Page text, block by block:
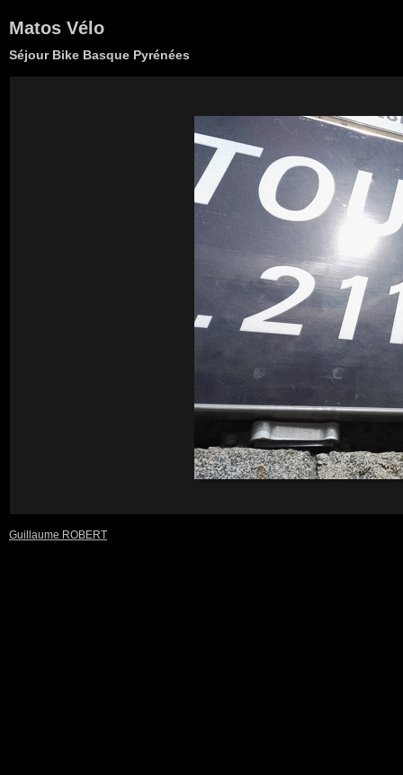
Matos Vélo
Séjour Bike Basque Pyrénées
Guillaume ROBERT